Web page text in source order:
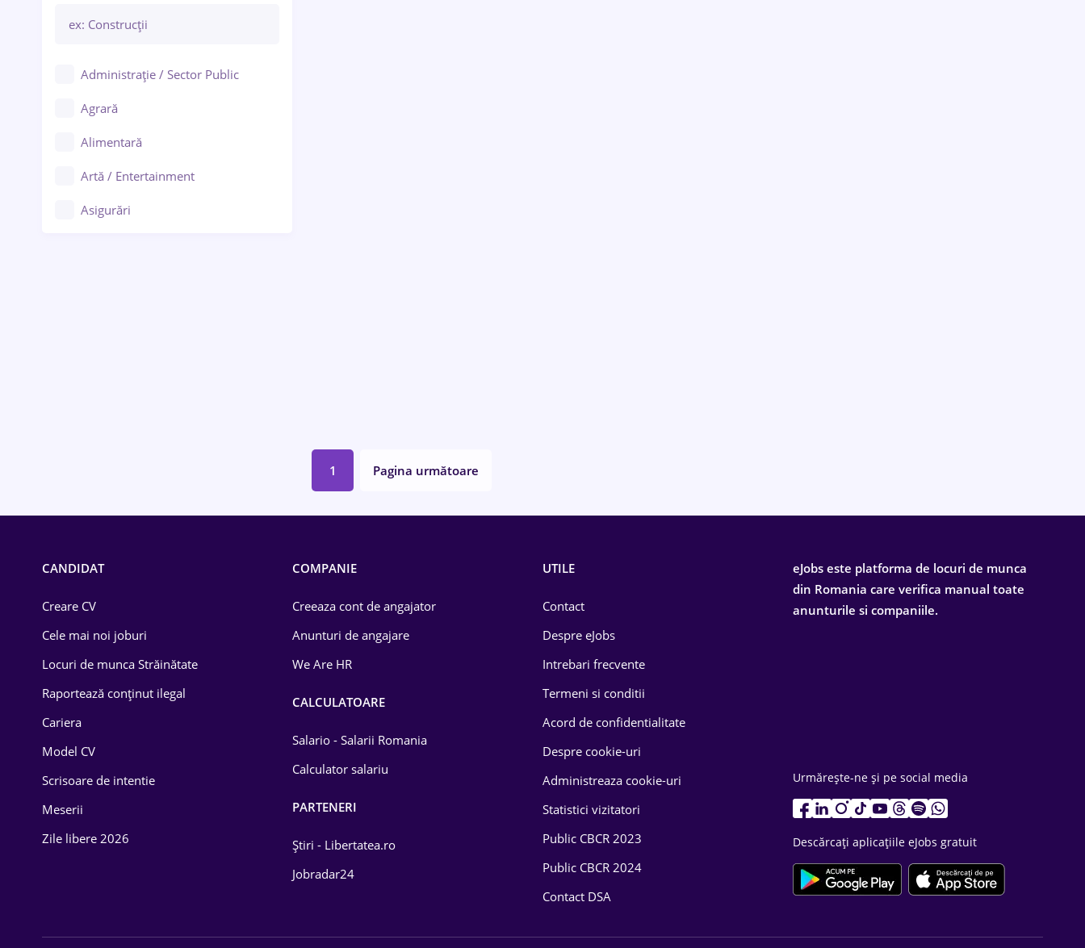
Administrație / Sector Public
Agrară
Alimentară
Artă / Entertainment
Asigurări
Farma
Media / Internet
1 Pagina următoare
CANDIDAT
Creare CV
Cele mai noi joburi
Locuri de munca Străinătate
Raportează conținut ilegal
Cariera
Model CV
Scrisoare de intentie
Meserii
Zile libere 2026
COMPANIE
Creeaza cont de angajator
Anunturi de angajare
We Are HR
CALCULATOARE
Salario - Salarii Romania
Calculator salariu
PARTENERI
Știri - Libertatea.ro
Jobradar24
UTILE
Contact
Despre eJobs
Intrebari frecvente
Termeni si conditii
Acord de confidentialitate
Despre cookie-uri
Administreaza cookie-uri
Statistici vizitatori
Public CBCR 2023
Public CBCR 2024
Contact DSA
eJobs este platforma de locuri de munca
din Romania care verifica manual toate
anunturile si companiile.
Urmărește-ne și pe social media
Descărcați aplicațiile eJobs gratuit